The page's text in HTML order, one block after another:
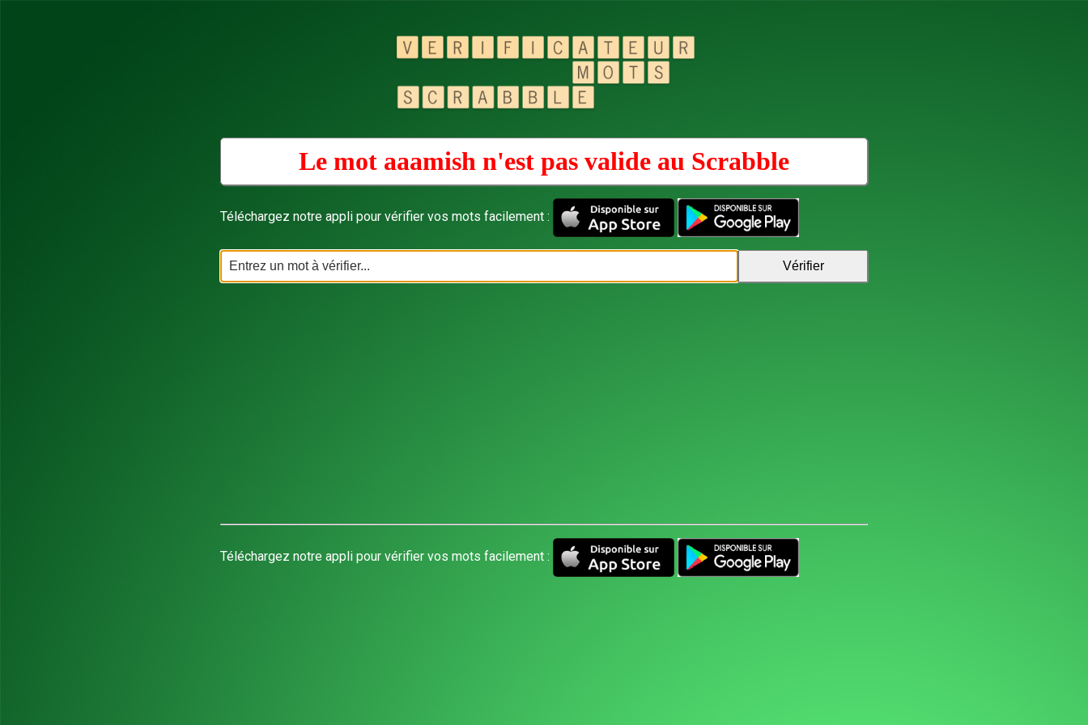
Le mot aaamish n'est pas valide au Scrabble
Téléchargez notre appli pour vérifier vos mots facilement :
Téléchargez notre appli pour vérifier vos mots facilement :